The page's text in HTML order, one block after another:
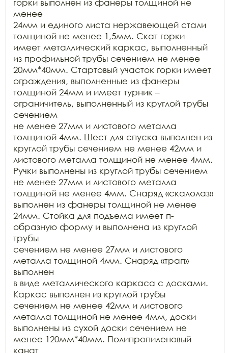
горки выполнен из фанеры толщиной не
менее
24мм и единого листа нержавеющей стали
толщиной не менее 1,5мм. Скат горки
имеет металлический каркас, выполненный
из профильной трубы сечением не менее
20мм*40мм. Стартовый участок горки имеет
ограждения, выполненные из фанеры
толщиной 24мм и имеет турник –
ограничитель, выполненный из круглой трубы
сечением
не менее 27мм и листового металла
толщиной 4мм. Шест для спуска выполнен из
круглой трубы сечением не менее 42мм и
листового металла толщиной не менее 4мм.
Ручки выполнены из круглой трубы сечением
не менее 27мм и листового металла
толщиной не менее 4мм. Снаряд «скалолаз»
выполнен из фанеры толщиной не менее
24мм. Стойка для подъема имеет п-
образную форму и выполнена из круглой
трубы
сечением не менее 27мм и листового
металла толщиной 4мм. Снаряд «трап»
выполнен
в виде металлического каркаса с досками.
Каркас выполнен из круглой трубы
сечением не менее 42мм и листового
металла толщиной не менее 4мм, доски
выполнены из сухой доски сечением не
менее 120мм*40мм. Полипропиленовый
канат